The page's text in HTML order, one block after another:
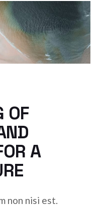
OF
A
non nisi est.